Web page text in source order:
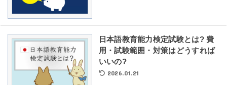
日本語教育能力検定試験とは? 費
用・試験範囲・対策はどうすれば
いいの?
2026.01.21